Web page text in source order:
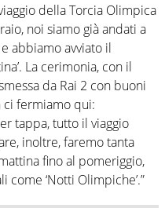
della Torcia Olimpica
noi siamo già andati a
abbiamo avviato il
La cerimonia, con il
da Rai 2 con buoni
ci fermiamo qui:
tappa, tutto il viaggio
inoltre, faremo tanta
fino al pomeriggio,
‘Notti Olimpiche’.”